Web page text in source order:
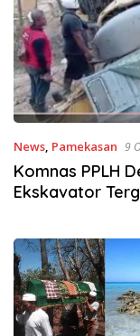
News, Pamekasan 9
Komnas PPLH
Ekskavator